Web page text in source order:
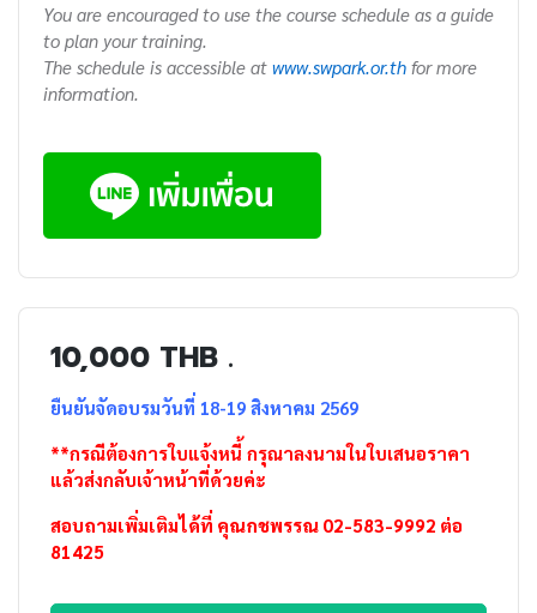
You are encouraged to use the course schedule as a guide
to plan your training.
The schedule is accessible at www.swpark.or.th for more
information.
10,000 THB .
ยืนยันจัดอบรมวันที่ 18-19 สิงหาคม 2569
**กรณีต้องการใบแจ้งหนี้ กรุณาลงนามในใบเสนอราคา
แล้วส่งกลับเจ้าหน้าที่ด้วยค่ะ
สอบถามเพิ่มเติมได้ที่ คุณกชพรรณ 02-583-9992 ต่อ
81425